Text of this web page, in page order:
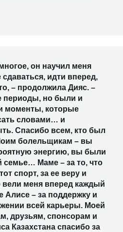
он научил меня
идти вперед,
– продолжила Дияс. –
периоды, но были и
моменты, которые
словами… и
Спасибо всем, кто был
болельщикам – вы
энергию, вы были
семье… Маме – за то, что
спорт, за ее веру и
меня вперед каждый
Алисе – за поддержку и
всей карьеры. Моей
друзьям, спонсорам и
Казахстана спасибо за